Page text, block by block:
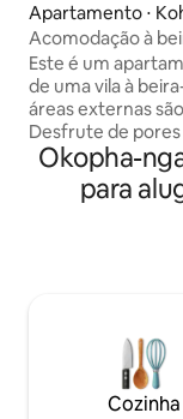
Apartamento ⋅
Acomodação à
para o mar •
Este é um
de uma vila à
áreas externas
Desfrute de
sua varanda
apartamento
de 2 quartos, a
perto de cafés,
do Full Moon. Acorde com o canto dos
pássaros,
Okopha-
para
Cozinha